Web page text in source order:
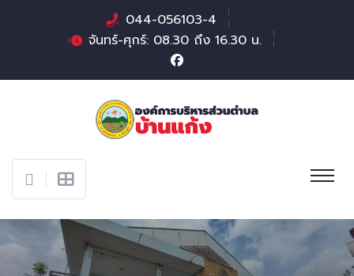
044-056103-4
จันทร์-ศุกร์: 08.30 ถึง 16.30 น.